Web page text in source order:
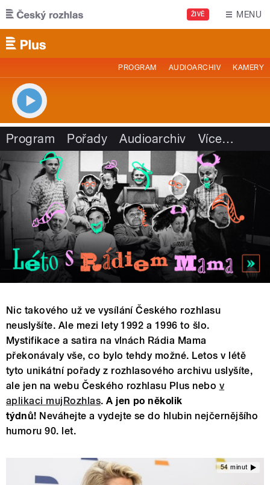
Přejít k hlavnímu obsahu
ŽIVĚ MENU
PROGRAM AUDIOARCHIV KAMERY
Program Pořady Audioarchiv Více…
Nic takového už ve vysílání Českého rozhlasu
neuslyšíte. Ale mezi lety 1992 a 1996 to šlo.
Mystifikace a satira na vlnách Rádia Mama
překonávaly vše, co bylo tehdy možné. Letos v létě
tyto unikátní pořady z rozhlasového archivu uslyšíte,
ale jen na webu Českého rozhlasu Plus nebo v
aplikaci mujRozhlas.A jen po několik
týdnů! Neváhejte a vydejte se do hlubin nejčernějšího
humoru 90. let.
54 minut